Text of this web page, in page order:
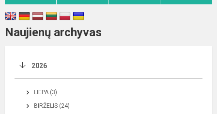
Naujienų archyvas
2026
LIEPA (3)
BIRŽELIS (24)